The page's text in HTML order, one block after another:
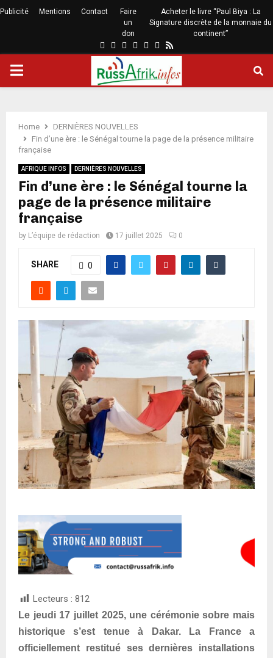
Publicité Mentions Contact
Faire
un
don
Acheter le livre “Paul Biya : La
Signature discrète de la monnaie du
continent”
Home
DERNIÈRES NOUVELLES
Fin d’une ère : le Sénégal tourne la page de la présence militaire
française
AFRIQUE INFOS DERNIÈRES NOUVELLES
Fin d’une ère : le Sénégal tourne la
page de la présence militaire
française
by L’équipe de rédaction 17 juillet 2025 0
SHARE 0
Lecteurs : 812
Le jeudi 17 juillet 2025, une cérémonie sobre mais
historique s’est tenue à Dakar. La France a
officiellement restitué ses dernières installations